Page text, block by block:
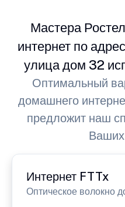
Мастера
интернет по
улица дом 32
Оптимальный
домашнего
предложит наш
Интернет FTTx
Оптическое волокно